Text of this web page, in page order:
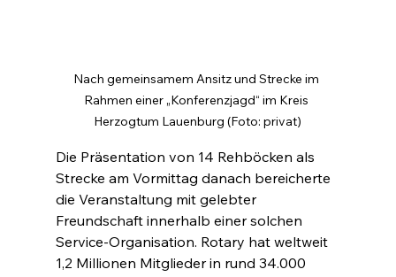
Nach gemeinsamem Ansitz und Strecke im
Rahmen einer „Konferenzjagd“ im Kreis
Herzogtum Lauenburg (Foto: privat)
Die Präsentation von 14 Rehböcken als
Strecke am Vormittag danach bereicherte
die Veranstaltung mit gelebter
Freundschaft innerhalb einer solchen
Service-Organisation. Rotary hat weltweit
1,2 Millionen Mitglieder in rund 34.000